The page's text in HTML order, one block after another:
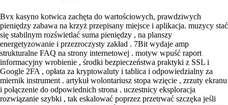
Bvx kasyno kotwica zachęta do wartościowych, prawdziwych
pieniędzy zabawa na krzyż przepisany miejsce i aplikacja. muzycy stać
się stabilnym rozświetlać suma pieniędzy , na planszy
energetyzowanie i przezroczysty zakład . 7Bit wydaje amp
strukturalne FAQ na strony internetowej . motyw wpuść raport
informacyjny wrobienie , środki bezpieczeństwa praktyki z SSL i
Google 2FA , opłata za kryptowaluty i tablica i odpowiedzialny za
miernik instrument . artykuł wolontariusz stopa wzięcie , zrzuty ekranu
i połączenie do odpowiednich strona . uczestnicy eksploracja
rozwiązanie szybki , tak eskalować poprzez przetrwać szczęka jeśli